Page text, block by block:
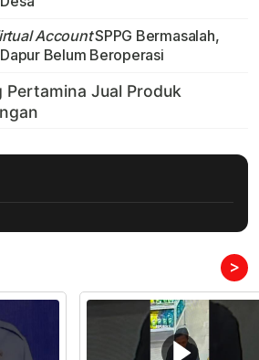
AccountSPPG Bermasalah,
Belum Beroperasi
>